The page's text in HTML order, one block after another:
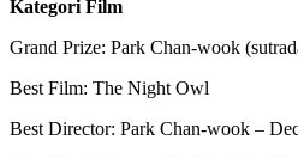
Kategori Film
Grand Prize: Park Chan-wook
Best Film: The Night Owl
Best Director: Park Chan-wook –